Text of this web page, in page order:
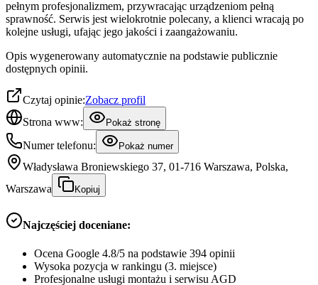
pełnym profesjonalizmem, przywracając urządzeniom pełną
sprawność. Serwis jest wielokrotnie polecany, a klienci wracają po
kolejne usługi, ufając jego jakości i zaangażowaniu.
Opis wygenerowany automatycznie na podstawie publicznie
dostępnych opinii.
Czytaj opinie:Zobacz profil
Strona www:
Pokaż stronę
Numer telefonu: Pokaż numer
Władysława Broniewskiego 37, 01-716 Warszawa, Polska,
Warszawa
Kopiuj
Najczęściej doceniane:
Ocena Google 4.8/5 na podstawie 394 opinii
Wysoka pozycja w rankingu (3. miejsce)
Profesjonalne usługi montażu i serwisu AGD